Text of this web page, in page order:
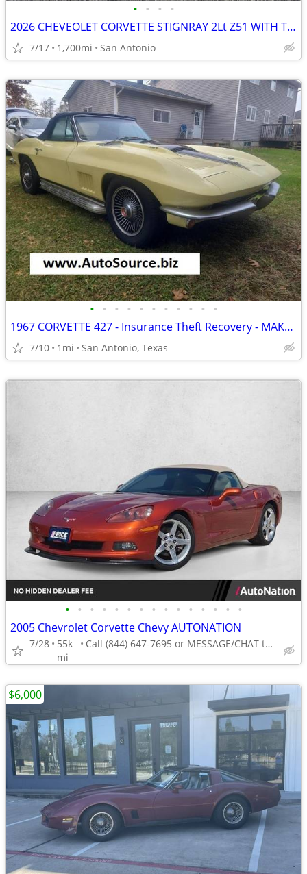
• • • •
2026 CHEVEOLET CORVETTE STIGNRAY 2Lt Z51 WITH TONS OF UPGRADE *
7/17 1,700mi San Antonio
• • • • • • • • • • •
1967 CORVETTE 427 - Insurance Theft Recovery - MAKE AN OFFER
7/10 1mi San Antonio, Texas
• • • • • • • • • • • • • • •
2005 Chevrolet Corvette Chevy AUTONATION
7/28
55k
mi
Call (844) 647-7695 or MESSAGE/CHAT to confirm availability
$6,000